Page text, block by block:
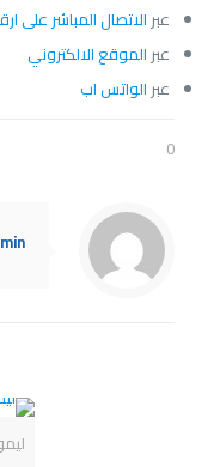
عبر الاتصال المباشر على
عبر الموقع الالكتروني
عبر الواتس اب
0